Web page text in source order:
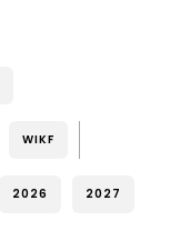
WIKF
2026 2027